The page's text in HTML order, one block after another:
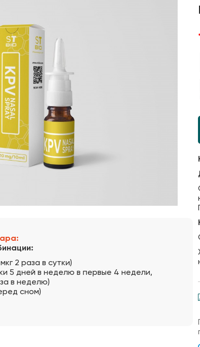
2 раза в сутки)
5 дней в неделю в первые 4 недели,
в неделю)
сном)